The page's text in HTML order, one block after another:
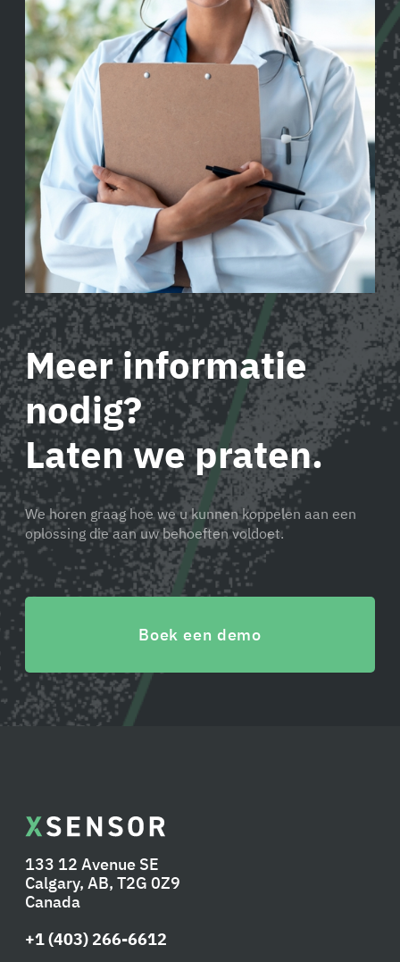
Meer informatie
nodig?
Laten we praten.
We horen graag hoe we u kunnen koppelen aan een
oplossing die aan uw behoeften voldoet.
Boek een demo
133 12 Avenue SE
Calgary, AB, T2G 0Z9
Canada
+1 (403) 266-6612